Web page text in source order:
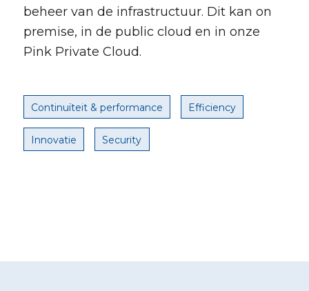
beheer van de infrastructuur. Dit kan on
premise, in de public cloud en in onze
Pink Private Cloud.
Continuïteit & performance Efficiency
Innovatie Security